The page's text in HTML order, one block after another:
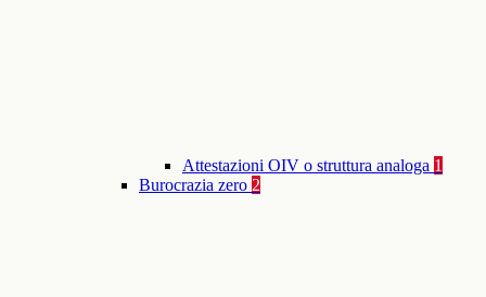
Attestazioni OIV o struttura analoga 1
Burocrazia zero 2